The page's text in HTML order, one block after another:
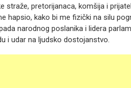
straže, pretorijanaca, komšija i
hapsio, kako bi me fizički na silu
narodnog poslanika i lidera
i udar na ljudsko dostojanstvo.